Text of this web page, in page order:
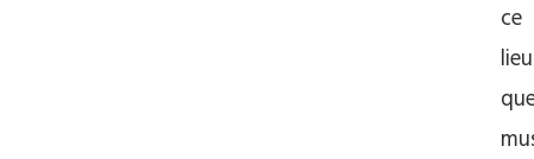
ce
lieu